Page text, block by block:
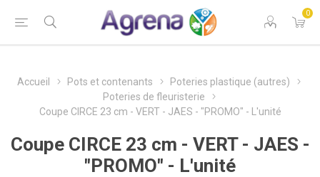
0
Accueil Pots et contenants
Poteries plastique (autres)
Poteries de fleuristerie
Coupe CIRCE 23 cm - VERT - JAES - "PROMO" - L'unité
Coupe CIRCE 23 cm - VERT - JAES -
"PROMO" - L'unité